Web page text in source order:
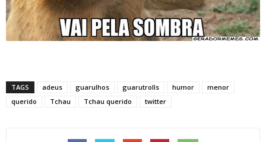
TAGS adeus guarulhos guarutrolls humor
menor
querido
Tchau Tchau querido twitter